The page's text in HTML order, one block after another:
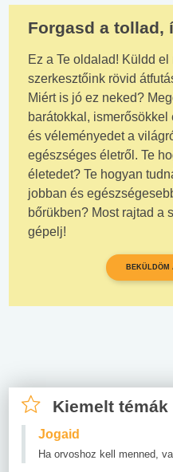
Forgasd a tollad,
Ez a Te oldalad! Küldd
szerkesztőink rövid
Miért is jó ez neked?
barátokkal,
és véleményedet a
egészséges életről. Te
életedet? Te hogyan
jobban és
bőrükben? Most rajtad a
gépelj!
BEKÜLDÖM
Kiemelt témák
Jogaid
Ha orvoshoz kell menned,